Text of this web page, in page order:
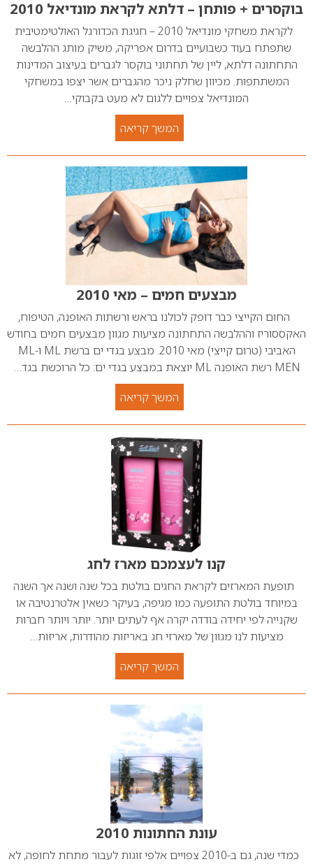
בוקסרים + פותחן – דלתא לקראת מונדיאל 2010
לקראת משחקי מונדיאל 2010 – חגיגת הכדורגל האולטימטיבית
שתפתח בעוד כשבועיים בדרום אפריקה, משיק מותג ההלבשה
התחתונה דלתא, ליין של תחתוני בוקסר לגברים בעיצוב המדינות
המשתתפות. מכיוון שחלק ניכר מהגברים אשר יצפו במשחקי
המונדיאל צפויים ללגום לא מעט בקבוקי…
המשך קריאה
מבצעים חמים – מאי 2010
החום הקייצי כבר דופק לכולנו בראש ורשתות האופנה, הטיפוח,
האקססוריז וההלבשה התחתונה מציעות מגוון מבצעים חמים בחודש
האביבי (טרום קייצי) מאי 2010. מבצע בגדי ים ברשת ML ו-ML
MEN רשת האופנה ML יוצאת במבצע בגדי ים: כל הרוכשת בגד…
המשך קריאה
קנו לעצמכם מארז לחג
תופעת המארזים לקראת החגים בולטת בכל שנה ושנה אך השנה
במיוחד בולטת התופעה כמו מגיפה, בעיקר כשאין אלטרנטיבה או
שקנייה לפי יחידה בודדה יקרה אף לעתים יותר. יותר ויותר חברות
מציעות לנו מגוון של מארזי חג באריזות מהודרות, אריזות…
המשך קריאה
עונת החתונות 2010
כמדי שנה, גם ב-2010 צפויים אלפי זוגות לעבור מתחת לחופה, לא